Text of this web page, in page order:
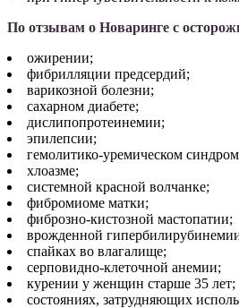
По отзывам о Новаринге с
ожирении;
фибрилляции предсердий;
варикозной болезни;
сахарном диабете;
дислипопротеинемии;
эпилепсии;
гемолитико-уремическом
хлоазме;
системной красной волчанке;
фибромиоме матки;
фиброзно-кистозной мастопатии;
врожденной
спайках во влагалище;
серповидно-клеточной анемии;
курении у женщин старше 35 лет;
состояниях, затрудняющих